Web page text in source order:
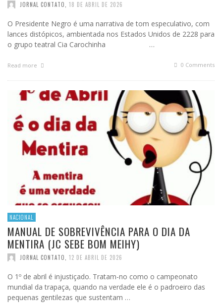
JORNAL CONTATO 18 DE ABRIL DE 2026
O Presidente Negro é uma narrativa de tom especulativo, com
lances distópicos, ambientada nos Estados Unidos de 2228 para
o grupo teatral Cia Carochinha …
Read more 0 Comments
NACIONAL
MANUAL DE SOBREVIVÊNCIA PARA O DIA DA
MENTIRA (JC SEBE BOM MEIHY)
JORNAL CONTATO, 12 DE ABRIL DE 2026
O 1º de abril é injustiçado. Tratam-no como o campeonato
mundial da trapaça, quando na verdade ele é o padroeiro das
pequenas gentilezas que sustentam …